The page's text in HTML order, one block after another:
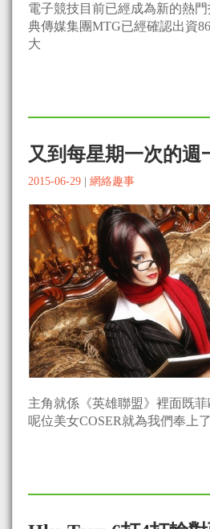
電子競技目前已經成為新的熱
典傳媒集團MTG已經確認出資
大
又到每星期一次的週
2015-06-29 網絡趣事
主角就係《英雄聯盟》裡面既菲
呢位美女COSER就為我們奉上